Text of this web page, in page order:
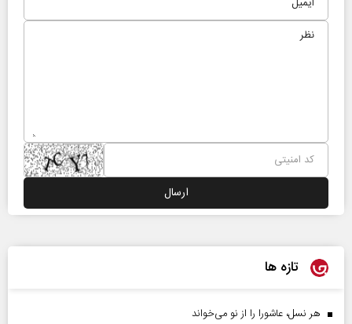
تازه ها
هر نسل، عاشورا را از نو می‌خواند